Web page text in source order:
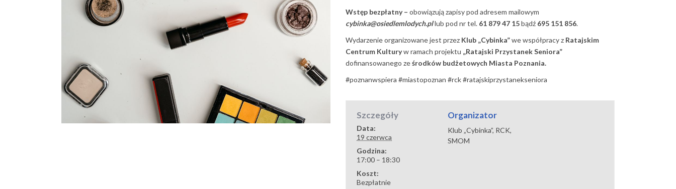
Wstęp bezpłatny – obowiązują zapisy pod adresem mailowym
cybinka@osiedlemlodych.pllub pod nr tel. 61 879 47 15bądź 695 151 856.
Wydarzenie organizowane jest przez Klub „Cybinka”we współpracy z Ratajskim
Centrum Kulturyw ramach projektu „Ratajski Przystanek Seniora”
dofinansowanego ześrodków budżetowych Miasta Poznania.
#poznanwspiera #miastopoznan #rck #ratajskiprzystanekseniora
Szczegóły
Data:
19 czerwca
Godzina:
17:00 – 18:30
Koszt:
Bezpłatnie
Organizator
Klub „Cybinka”, RCK,
SMOM